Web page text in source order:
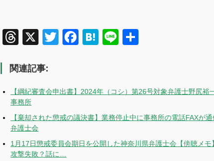
Threads
X TwitterFacebook
Hatena
Line
関連記事:
【綱紀審査会申出書】2024年（コシ）第26号対象弁護士野尻
事務所
【棄却された懲戒の議決書】業務停止中に事務所の電話FAXが
弁護士会
1月17日懲戒委員会期日を公開した神奈川県弁護士会【傍聴メ
攻撃失敗？話に…